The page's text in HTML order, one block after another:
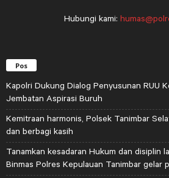
Hubungi kami:
Pos
Kapolri Dukung Dialog Penyusunan RUU
Jembatan Aspirasi Buruh
Kemitraan harmonis, Polsek Tanimbar
dan berbagi kasih
Tanamkan kesadaran Hukum dan disiplin
Binmas Polres Kepulauan Tanimbar gelar